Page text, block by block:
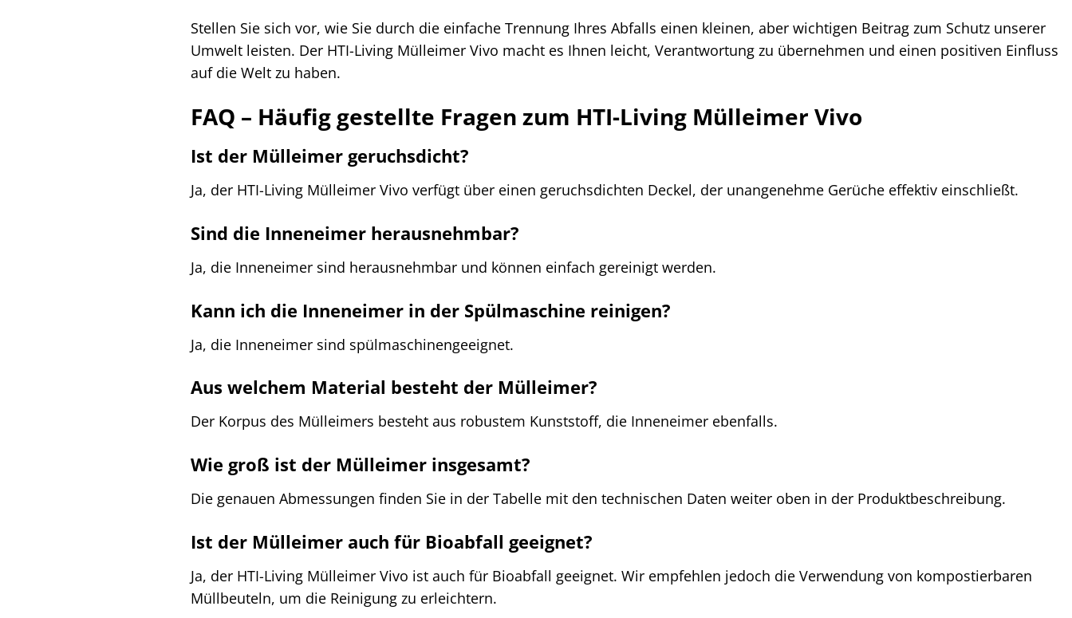
Stellen Sie sich vor, wie Sie durch die einfache Trennung Ihres Abfalls einen kleinen, aber wichtigen Beitrag zum Schutz unserer
Umwelt leisten. Der HTI-Living Mülleimer Vivo macht es Ihnen leicht, Verantwortung zu übernehmen und einen positiven Einfluss
auf die Welt zu haben.
FAQ – Häufig gestellte Fragen zum HTI-Living Mülleimer Vivo
Ist der Mülleimer geruchsdicht?
Ja, der HTI-Living Mülleimer Vivo verfügt über einen geruchsdichten Deckel, der unangenehme Gerüche effektiv einschließt.
Sind die Inneneimer herausnehmbar?
Ja, die Inneneimer sind herausnehmbar und können einfach gereinigt werden.
Kann ich die Inneneimer in der Spülmaschine reinigen?
Ja, die Inneneimer sind spülmaschinengeeignet.
Aus welchem Material besteht der Mülleimer?
Der Korpus des Mülleimers besteht aus robustem Kunststoff, die Inneneimer ebenfalls.
Wie groß ist der Mülleimer insgesamt?
Die genauen Abmessungen finden Sie in der Tabelle mit den technischen Daten weiter oben in der Produktbeschreibung.
Ist der Mülleimer auch für Bioabfall geeignet?
Ja, der HTI-Living Mülleimer Vivo ist auch für Bioabfall geeignet. Wir empfehlen jedoch die Verwendung von kompostierbaren
Müllbeuteln, um die Reinigung zu erleichtern.